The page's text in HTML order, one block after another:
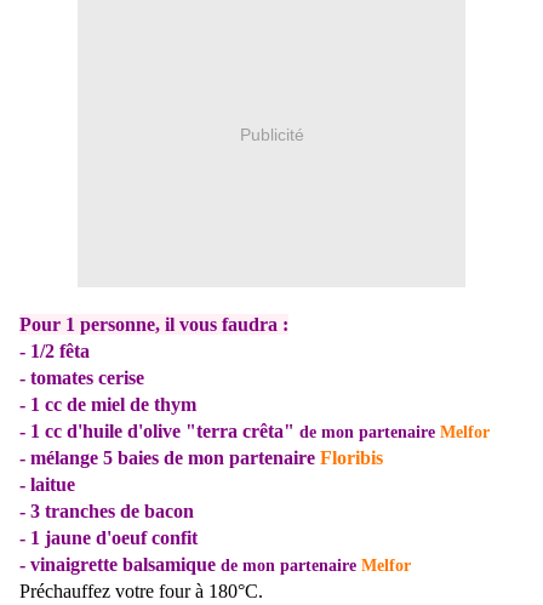
Publicité
Pour 1 personne, il vous faudra :
- 1/2 fêta
- tomates cerise
- 1 cc de miel de thym
- 1 cc d'huile d'olive "terra crêta" de mon partenaire Melfor
- mélange 5 baies de mon partenaire Floribis
- laitue
- 3 tranches de bacon
- 1 jaune d'oeuf confit
- vinaigrette balsamique de mon partenaire Melfor
Préchauffez votre four à 180°C.